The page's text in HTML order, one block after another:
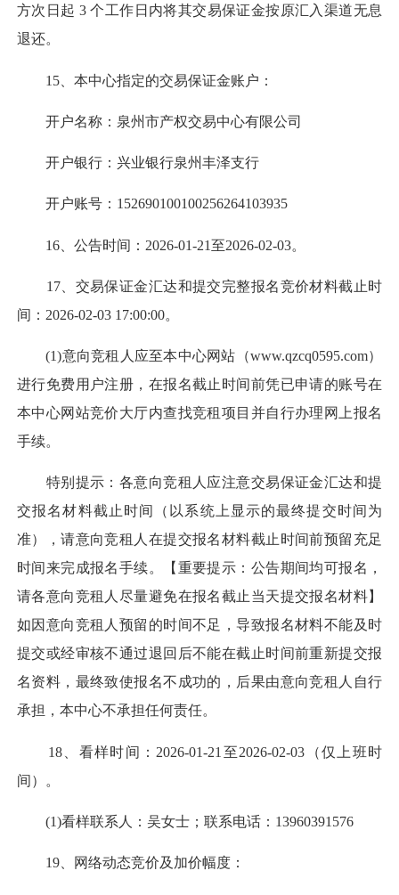
方次日起 3 个工作日内将其交易保证金按原汇入渠道无息
退还。
15、本中心指定的交易保证金账户：
开户名称：泉州市产权交易中心有限公司
开户银行：兴业银行泉州丰泽支行
开户账号：152690100100256264103935
16、公告时间：2026-01-21至2026-02-03。
17、交易保证金汇达和提交完整报名竞价材料截止时
间：2026-02-03 17:00:00。
(1)意向竞租人应至本中心网站（www.qzcq0595.com）
进行免费用户注册，在报名截止时间前凭已申请的账号在
本中心网站竞价大厅内查找竞租项目并自行办理网上报名
手续。
特别提示：各意向竞租人应注意交易保证金汇达和提
交报名材料截止时间（以系统上显示的最终提交时间为
准），请意向竞租人在提交报名材料截止时间前预留充足
时间来完成报名手续。【重要提示：公告期间均可报名，
请各意向竞租人尽量避免在报名截止当天提交报名材料】
如因意向竞租人预留的时间不足，导致报名材料不能及时
提交或经审核不通过退回后不能在截止时间前重新提交报
名资料，最终致使报名不成功的，后果由意向竞租人自行
承担，本中心不承担任何责任。
18、看样时间：2026-01-21至2026-02-03（仅上班时
间）。
(1)看样联系人：吴女士；联系电话：13960391576
19、网络动态竞价及加价幅度：